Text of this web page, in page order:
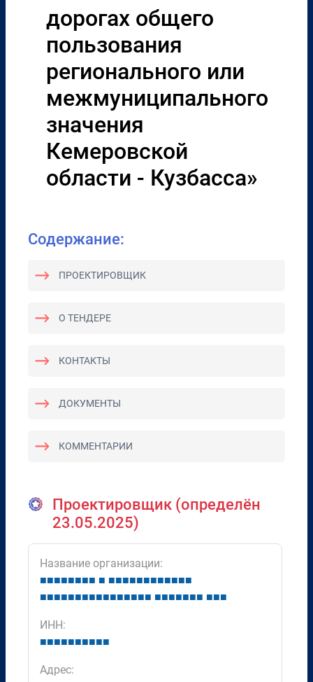
дорогах общего
пользования
регионального или
межмуниципального
значения
Кемеровской
области - Кузбасса»
Содержание:
ПРОЕКТИРОВЩИК
О ТЕНДЕРЕ
КОНТАКТЫ
ДОКУМЕНТЫ
КОММЕНТАРИИ
Проектировщик (определён
23.05.2025)
Название организации:
■■■■■■■■ ■ ■■■■■■■■■■■■
■■■■■■■■■■■■■■■■ ■■■■■■■ ■■■
ИНН:
■■■■■■■■■■
Адрес: